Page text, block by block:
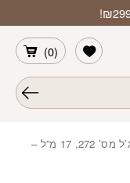
(
0
)
הרשימה שלי
/ לק ג’ל מס’ 272, 17 מ”ל –